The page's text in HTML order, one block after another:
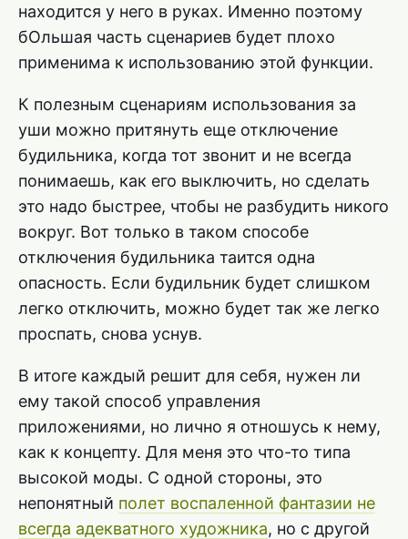
находится у него в руках. Именно поэтому
бОльшая часть сценариев будет плохо
применима к использованию этой функции.
К полезным сценариям использования за
уши можно притянуть еще отключение
будильника, когда тот звонит и не всегда
понимаешь, как его выключить, но сделать
это надо быстрее, чтобы не разбудить никого
вокруг. Вот только в таком способе
отключения будильника таится одна
опасность. Если будильник будет слишком
легко отключить, можно будет так же легко
проспать, снова уснув.
В итоге каждый решит для себя, нужен ли
ему такой способ управления
приложениями, но лично я отношусь к нему,
как к концепту. Для меня это что-то типа
высокой моды. С одной стороны, это
непонятный полет воспаленной фантазии не
всегда адекватного художника, но с другой